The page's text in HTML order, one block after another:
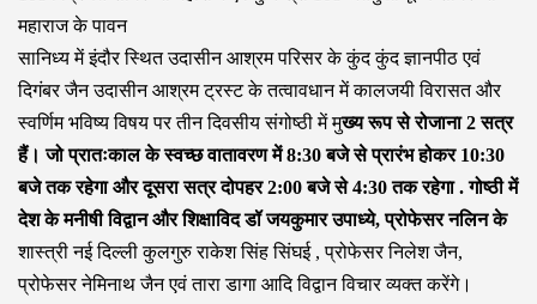
महाराज के पावन
सानिध्य में इंदौर स्थित उदासीन आश्रम परिसर के कुंद कुंद ज्ञानपीठ एवं
दिगंबर जैन उदासीन आश्रम ट्रस्ट के तत्वावधान में कालजयी विरासत और
स्वर्णिम भविष्य विषय पर तीन दिवसीय संगोष्ठी में मुख्य रूप से रोजाना 2 सत्र
हैं। जो प्रातःकाल के स्वच्छ वातावरण में 8:30 बजे से प्रारंभ होकर 10:30
बजे तक रहेगा और दूसरा सत्र दोपहर 2:00 बजे से 4:30 तक रहेगा . गोष्ठी में
देश के मनीषी विद्वान और शिक्षाविद डॉ जयकुमार उपाध्ये, प्रोफेसर नलिन के
शास्त्री नई दिल्ली कुलगुरु राकेश सिंह सिंघई , प्रोफेसर निलेश जैन,
प्रोफेसर नेमिनाथ जैन एवं तारा डागा आदि विद्वान विचार व्यक्त करेंगे।